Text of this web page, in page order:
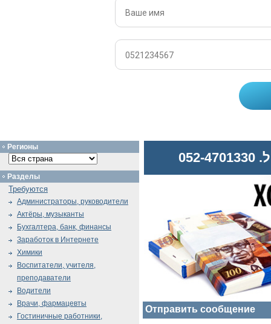
Отправить сообщение
Регионы
Разделы
Требуются
Администраторы, руководители
Актёры, музыканты
Бухгалтера, банк, финансы
Заработок в Интернете
Химики
Воспитатели, учителя,
преподаватели
Водители
Врачи, фармацевты
Гостиничные работники,